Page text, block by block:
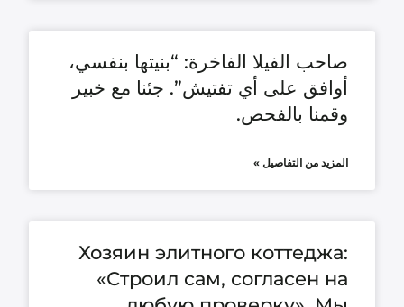
صاحب الفيلا الفاخرة: “بنيتها بنفسي،
أوافق على أي تفتيش”. جئنا مع خبير
وقمنا بالفحص.
المزيد من التفاصيل »
Хозяин элитного коттеджа:
«Строил сам, согласен на